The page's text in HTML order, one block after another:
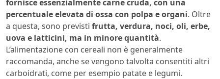
fornisce essenzialmente carne cruda, con una
percentuale elevata di ossa con polpa e organi. Oltre
a questa, sono previsti frutta, verdura, noci, oli, erbe,
uova e latticini, ma in minore quantità.
L’alimentazione con cereali non è generalmente
raccomanda, anche se vengono talvolta consentiti altri
carboidrati, come per esempio patate e legumi.